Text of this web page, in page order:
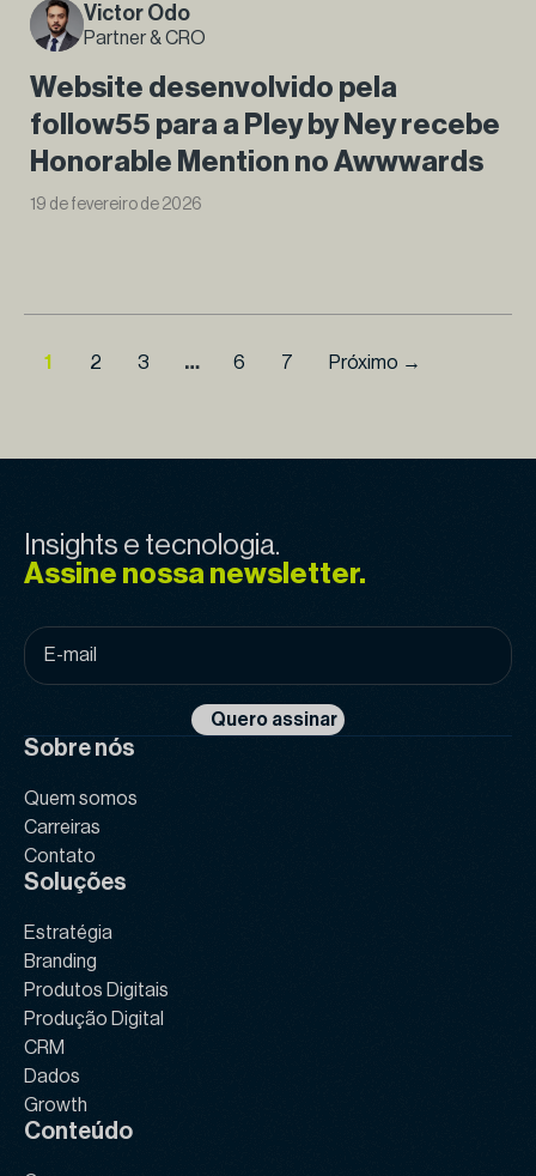
Victor Odo
Partner & CRO
Website desenvolvido pela
follow55 para a Pley by Ney recebe
Honorable Mention no Awwwards
19 de fevereiro de 2026
1 2 3 … 6 7 Próximo →
Insights e tecnologia.
Assine nossa newsletter.
E-
mail
*
Quero assinar
Sobre nós
Quem somos
Carreiras
Contato
Soluções
Estratégia
Branding
Produtos Digitais
Produção Digital
CRM
Dados
Growth
Conteúdo